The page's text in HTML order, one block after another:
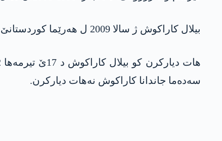
بیلال کاراکوش ژ سالا 2009 ل هەرێما کوردستانێ ب تایبەتی هەرێما قەندیلێ ل جهێن جودا کار کریە.
سەدەما جاندانا کاراکوش نەهات دیارکرن.